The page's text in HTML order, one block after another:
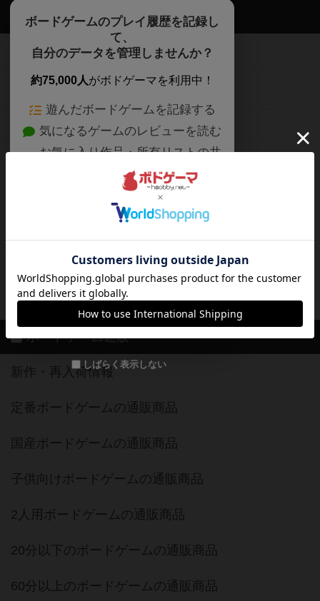
ボードゲームのプレイ履歴を記録し
て、
自分のデータを管理しませんか？
約75,000人がボドゲーマを利用中！
遊んだボードゲームを記録する
気になるゲームのレビューを読む
お気に入り作品・所有リストの共
有
ログイン / 会員登録（10秒）
Apple Facebook
または
しばらく表示しない
ボドゲーマTOP
ボードゲームを検索する
ボードゲームの新着レビュー
ボードゲーム会情報
掲示板・トピックス
ボードゲーム業界コラム
ボドゲーマご利用案内
ボードゲーム通販
新作・再入荷情報
定番ボードゲームの通販商品
国産ボードゲームの通販商品
子供向けボードゲームの通販商品
2人用ボードゲームの通販商品
20分以下のボードゲームの通販商品
60分以上のボードゲームの通販商品